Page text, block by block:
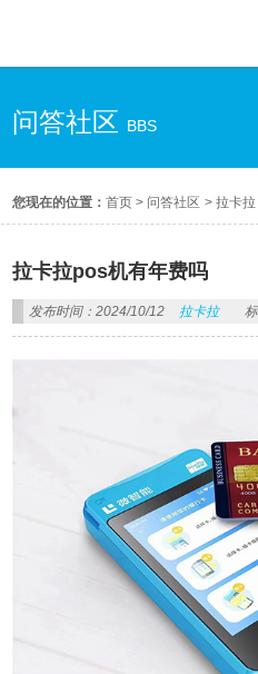
问答社区 BBS
您现在的位置：首页 > 问答社区 >拉卡拉
拉卡拉pos机有年费吗
发布时间：2024/10/12 拉卡拉